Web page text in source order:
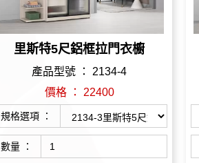
里斯特5尺鋁框拉門衣櫥
產品型號 ： 2134-4
價格 ： 22400
規格選項 ：
數量 ：